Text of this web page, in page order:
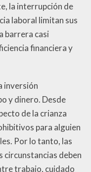
la interrupción de
laboral limitan sus
barrera casi
financiera y
inversión
y dinero. Desde
de la crianza
para alguien
Por lo tanto, las
circunstancias deben
trabajo, cuidado